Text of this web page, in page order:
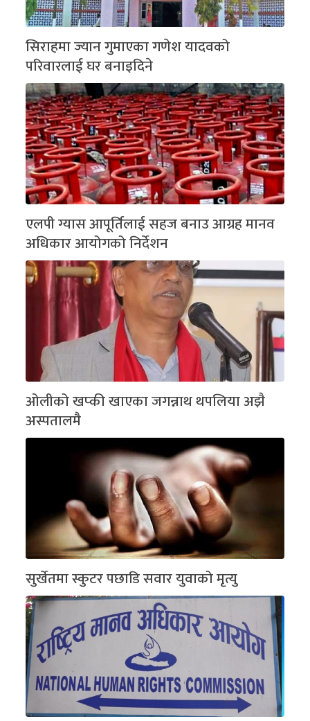
सिराहमा ज्यान गुमाएका गणेश यादवको
परिवारलाई घर बनाइदिने
एलपी ग्यास आपूर्तिलाई सहज बनाउ आग्रह मानव
अधिकार आयोगको निर्देशन
ओलीको खप्की खाएका जगन्नाथ थपलिया अझै
अस्पतालमै
सुर्खेतमा स्कुटर पछाडि सवार युवाको मृत्यु